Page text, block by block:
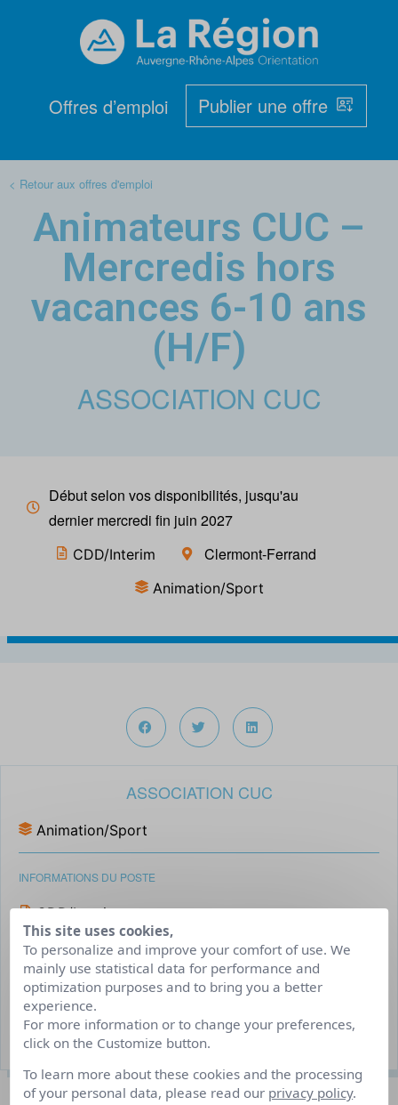
Offres d’emploi Publier une offre
< Retour aux offres d'emploi
Animateurs CUC –
Mercredis hors
vacances 6-10 ans
(H/F)
ASSOCIATION CUC
Début selon vos disponibilités, jusqu'au
dernier mercredi fin juin 2027
CDD/Interim Clermont-Ferrand
Animation/Sport
ASSOCIATION CUC
Animation/Sport
INFORMATIONS DU POSTE
CDD/Interim
Clermont-Ferrand
Début selon vos disponibilités, jusqu'au dernier
mercredi fin juin 2027
3 poste(s) à pourvoir
This site uses cookies,
To personalize and improve your comfort of use. We
mainly use statistical data for performance and
optimization purposes and to bring you a better
experience.
For more information or to change your preferences,
click on the Customize button.
To learn more about these cookies and the processing
of your personal data, please read our privacy policy.